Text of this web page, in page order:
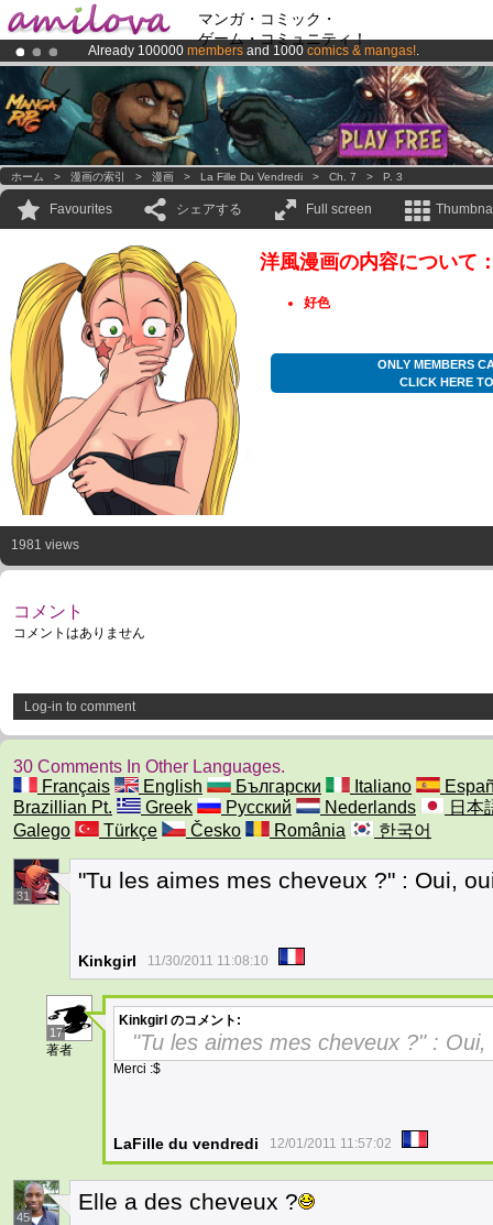
マンガ・コミック・
ゲーム・コミュニティ！
Already 100000 members and 1000 comics & mangas!.
Premium membership from3.95 eurosper month !Get membership
AmilovaKickstarter is now LIVE!.
ホーム > 漫画の索引 > 漫画 > La Fille Du Vendredi > Ch. 7 > P. 3
Favourites シェアする Full screen
洋風漫画の内容について
好色
ONLY MEMBERS
CLICK HERE
1981 views
コメント
コメントはありません
Log-in to comment
30 Comments In Other Languages.
Français
English Български Italiano
Brazillian Pt.
Greek Русский Nederlands
日本
Galego
Türkçe Česko România 한국어
31
"Tu les aimes mes cheveux ?" : Oui,
Kinkgirl 11/30/2011 11:08:10
17
著者
Kinkgirl のコメント:
"Tu les aimes mes cheveux ?" : Oui,
Merci :$
LaFille du vendredi 12/01/2011 11:57:02
45
Elle a des cheveux ?